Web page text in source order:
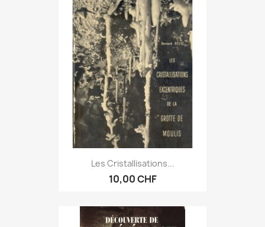
Les Cristallisations...
10,00 CHF